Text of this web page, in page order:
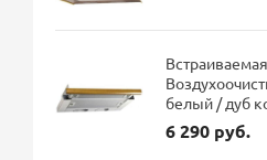
белый / дуб
6 290 руб.